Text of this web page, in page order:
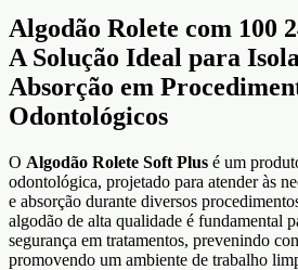
Algodão Rolete com 100
A Solução Ideal para
Absorção em
Odontológicos
O Algodão Rolete Soft Plus é um
odontológica, projetado para atender às
e absorção durante diversos
algodão de alta qualidade é fundamental
segurança em tratamentos, prevenindo
promovendo um ambiente de trabalho